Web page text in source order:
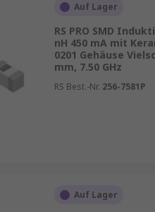
Auf Lager
RS PRO SMD
nH 450 mA mit
0201 Gehäuse
mm, 7.50 GHz
RS Best.-Nr. 256-7581P
Auf Lager